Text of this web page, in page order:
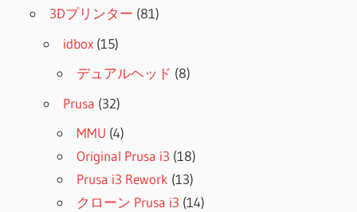
3Dプリンター (81)
idbox (15)
デュアルヘッド (8)
Prusa (32)
MMU (4)
Original Prusa i3 (18)
Prusa i3 Rework (13)
クローン Prusa i3 (14)